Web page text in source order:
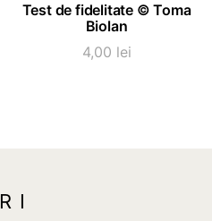
Test de fidelitate © Toma
Biolan
4,00 lei